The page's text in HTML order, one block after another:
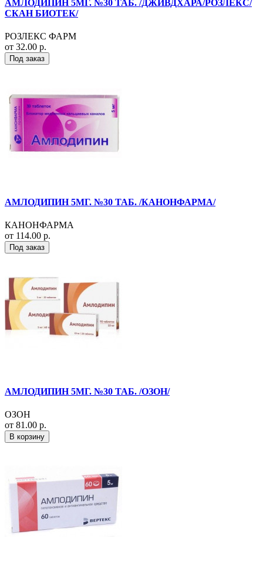
АМЛОДИПИН 5МГ. №30 ТАБ. /ДЖИВДХАРА/РОЗЛЕКС/
СКАН БИОТЕК/
РОЗЛЕКС ФАРМ
от 32.00 р.
Под заказ
АМЛОДИПИН 5МГ. №30 ТАБ. /КАНОНФАРМА/
КАНОНФАРМА
от 114.00 р.
Под заказ
АМЛОДИПИН 5МГ. №30 ТАБ. /ОЗОН/
ОЗОН
от 81.00 р.
В корзину